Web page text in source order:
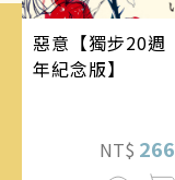
惡意【獨步20週
年紀念版】
NT$ 266